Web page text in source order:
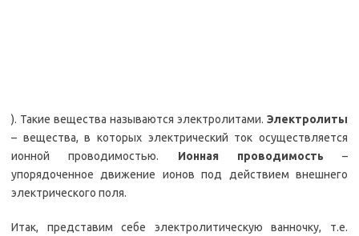
). Такие вещества называются электролитами. Электролиты
– вещества, в которых электрический ток осуществляется
ионной проводимостью. Ионная проводимость –
упорядоченное движение ионов под действием внешнего
электрического поля.
Итак, представим себе электролитическую ванночку, т.е.